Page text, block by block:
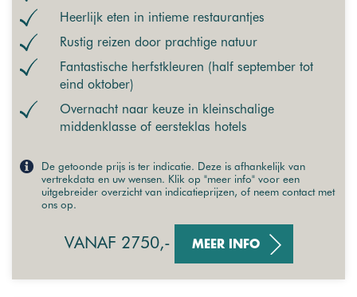
Heerlijk eten in intieme restaurantjes
Rustig reizen door prachtige natuur
Fantastische herfstkleuren (half september tot
eind oktober)
Overnacht naar keuze in kleinschalige
middenklasse of eersteklas hotels
De getoonde prijs is ter indicatie. Deze is afhankelijk van
vertrekdata en uw wensen. Klik op "meer info" voor een
uitgebreider overzicht van indicatieprijzen, of neem contact met
ons op.
VANAF 2750,- MEER INFO